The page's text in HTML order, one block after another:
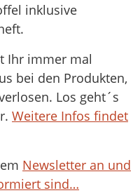
inklusive
Ihr immer mal
bei den Produkten,
Los geht´s
Weitere Infos findet
Newsletter an und
sind…